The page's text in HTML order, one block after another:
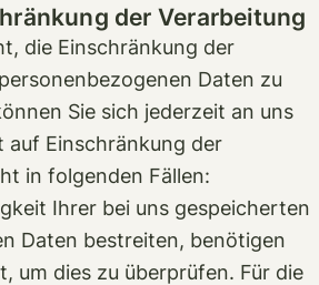
der Verarbeitung
die Einschränkung der
Daten zu
Sie sich jederzeit an uns
auf Einschränkung der
in folgenden Fällen:
Ihrer bei uns gespeicherten
Daten bestreiten, benötigen
um dies zu überprüfen. Für die